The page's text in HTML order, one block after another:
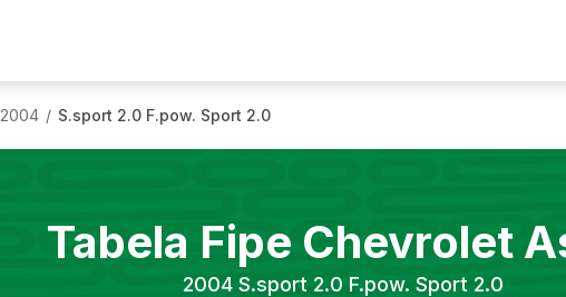
2004 / S.sport 2.0 F.pow. Sport 2.0
Tabela Fipe Chevrolet
2004 S.sport 2.0 F.pow. Sport 2.0